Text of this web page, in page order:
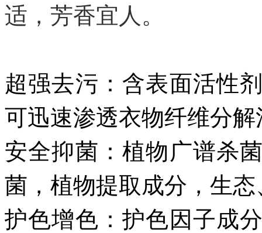
适，芳香宜人。
超强去污：含表面活性
可迅速渗透衣物纤维分
安全抑菌：植物广谱杀
菌，植物提取成分，生
护色增色：护色因子成